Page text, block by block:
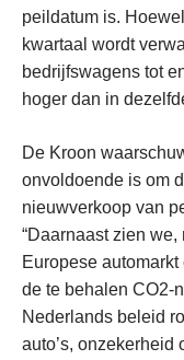
peildatum is.
kwartaal wordt
bedrijfswagens tot
hoger dan in
De Kroon
onvoldoende is om
nieuwverkoop van
“Daarnaast zien
Europese
de te behalen CO2-
Nederlands beleid
auto’s, onzekerheid